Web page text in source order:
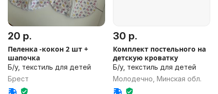
20 р.
Пеленка -кокон 2 шт +
шапочка
Б/у, текстиль для детей
Брест
30 р.
Комплект постельного на
детскую кроватку
Б/у, текстиль для детей
Молодечно, Минская обл.